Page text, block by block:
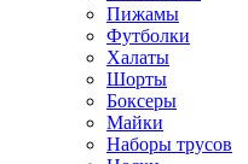
Пижамы
Футболки
Халаты
Шорты
Боксеры
Майки
Наборы трусов